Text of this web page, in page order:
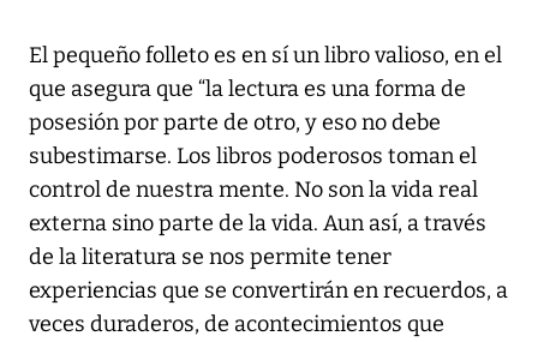
El pequeño folleto es en sí un libro valioso, en el
que asegura que “la lectura es una forma de
posesión por parte de otro, y eso no debe
subestimarse. Los libros poderosos toman el
control de nuestra mente. No son la vida real
externa sino parte de la vida. Aun así, a través
de la literatura se nos permite tener
experiencias que se convertirán en recuerdos, a
veces duraderos, de acontecimientos que